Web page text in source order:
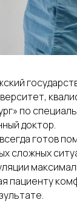
по
доктор.
готов
сложных
пациенту